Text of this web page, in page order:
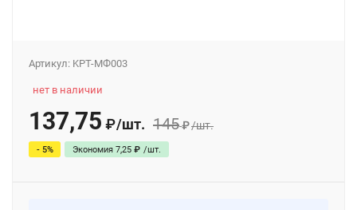
Артикул: KPT-МФ003
нет в наличии
137,75 ₽/шт. 145₽/шт.
- 5% Экономия 7,25 ₽ /шт.